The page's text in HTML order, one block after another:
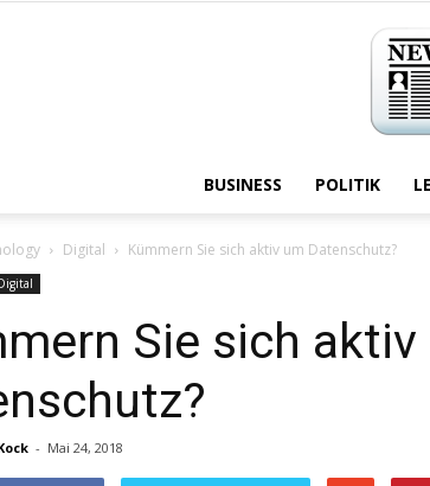
BUSINESS POLITIK
Digital Kümmern Sie sich aktiv um Datenschutz?
Sie sich aktiv
- Mai 24, 2018